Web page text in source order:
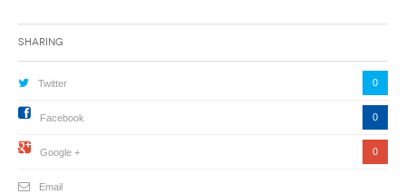
Sharing
Twitter 0
Facebook 0
Google + 0
Email